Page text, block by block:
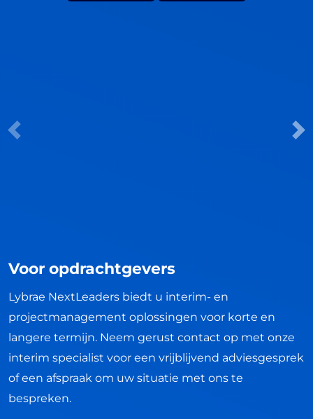
Voor opdrachtgevers
Lybrae NextLeaders biedt u interim- en
projectmanagement oplossingen voor korte en
langere termijn. Neem gerust contact op met onze
interim specialist voor een vrijblijvend adviesgesprek
of een afspraak om uw situatie met ons te
bespreken.